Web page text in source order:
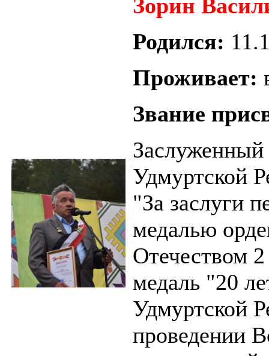
Зорин
Родился:
Проживает:
Звание
Заслуженный
Удмуртской
"За заслуги
медалью
Отечеством
медаль "20
Удмуртской
проведении